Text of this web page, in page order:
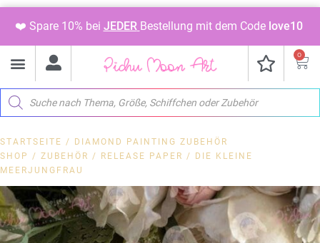
❤️ Spare 10% bei JEDER Bestellung mit dem Code love10
0
STARTSEITE /
DIAMOND PAINTING ZUBEHÖR
SHOP / ZUBEHÖR / RELEASE PAPER / DIE KLEINE
MEERJUNGFRAU